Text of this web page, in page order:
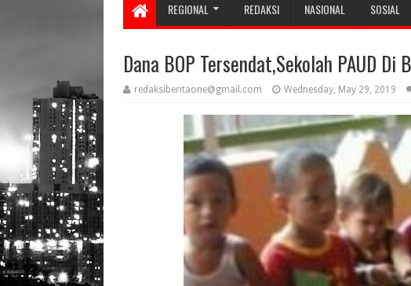
REGIONAL REDAKSI NASIONAL SOSIAL
Dana BOP Tersendat,Sekolah PAUD Di
redaksiberitaone@gmail.com Wednesday, May 29, 2019